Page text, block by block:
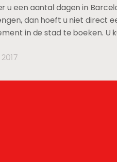
u een aantal dagen in
dan hoeft u niet direct
in de stad te boeken. U